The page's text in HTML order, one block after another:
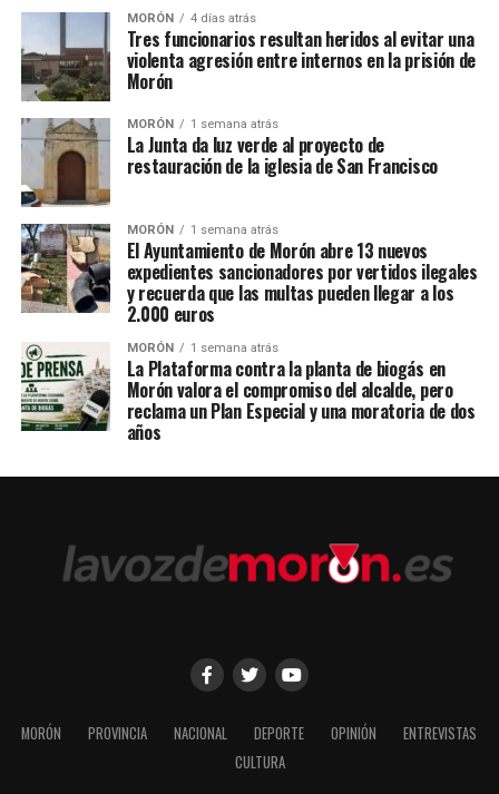
MORÓN 4 días atrás
Tres funcionarios resultan heridos al evitar una
violenta agresión entre internos en la prisión de
Morón
MORÓN 1 semana atrás
La Junta da luz verde al proyecto de
restauración de la iglesia de San Francisco
MORÓN 1 semana atrás
El Ayuntamiento de Morón abre 13 nuevos
expedientes sancionadores por vertidos ilegales
y recuerda que las multas pueden llegar a los
2.000 euros
MORÓN 1 semana atrás
La Plataforma contra la planta de biogás en
Morón valora el compromiso del alcalde, pero
reclama un Plan Especial y una moratoria de dos
años
MORÓN PROVINCIA NACIONAL DEPORTE OPINIÓN
ENTREVISTAS
CULTURA